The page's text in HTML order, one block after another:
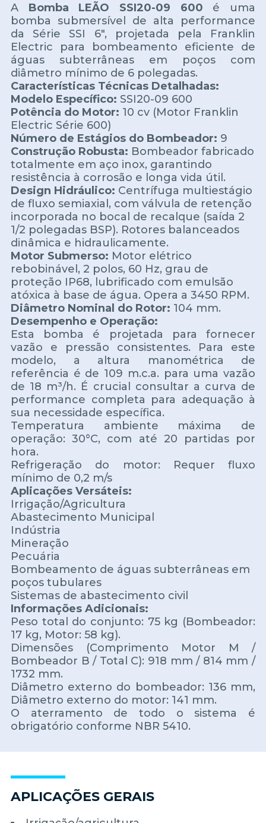
A Bomba LEÃO SSI20-09 600 é uma
bomba submersível de alta performance
da Série SSI 6", projetada pela Franklin
Electric para bombeamento eficiente de
águas subterrâneas em poços com
diâmetro mínimo de 6 polegadas.
Características Técnicas Detalhadas:
Modelo Específico: SSI20-09 600
Potência do Motor: 10 cv (Motor Franklin
Electric Série 600)
Número de Estágios do Bombeador: 9
Construção Robusta: Bombeador fabricado
totalmente em aço inox, garantindo
resistência à corrosão e longa vida útil.
Design Hidráulico: Centrífuga multiestágio
de fluxo semiaxial, com válvula de retenção
incorporada no bocal de recalque (saída 2
1/2 polegadas BSP). Rotores balanceados
dinâmica e hidraulicamente.
Motor Submerso: Motor elétrico
rebobinável, 2 polos, 60 Hz, grau de
proteção IP68, lubrificado com emulsão
atóxica à base de água. Opera a 3450 RPM.
Diâmetro Nominal do Rotor: 104 mm.
Desempenho e Operação:
Esta bomba é projetada para fornecer
vazão e pressão consistentes. Para este
modelo, a altura manométrica de
referência é de 109 m.c.a. para uma vazão
de 18 m³/h. É crucial consultar a curva de
performance completa para adequação à
sua necessidade específica.
Temperatura ambiente máxima de
operação: 30°C, com até 20 partidas por
hora.
Refrigeração do motor: Requer fluxo
mínimo de 0,2 m/s
Aplicações Versáteis:
Irrigação/Agricultura
Abastecimento Municipal
Indústria
Mineração
Pecuária
Bombeamento de águas subterrâneas em
poços tubulares
Sistemas de abastecimento civil
Informações Adicionais:
Peso total do conjunto: 75 kg (Bombeador:
17 kg, Motor: 58 kg).
Dimensões (Comprimento Motor M /
Bombeador B / Total C): 918 mm / 814 mm /
1732 mm.
Diâmetro externo do bombeador: 136 mm,
Diâmetro externo do motor: 141 mm.
O aterramento de todo o sistema é
obrigatório conforme NBR 5410.
APLICAÇÕES GERAIS